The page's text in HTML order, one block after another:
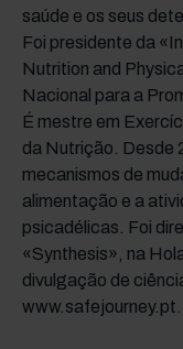
saúde e os seus
Foi presidente da
Nutrition and
Nacional para a
É mestre em
da Nutrição. Desde
mecanismos de
alimentação e a
psicadélicas. Foi
«Synthesis», na
divulgação de
www.safejourney.pt.